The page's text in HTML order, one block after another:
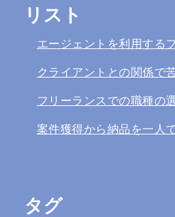
リスト
エージェントを利用する
クライアントとの関係で
フリーランスでの職種の
案件獲得から納品を一人
タグ